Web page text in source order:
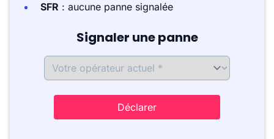
SFR : aucune panne signalée
Signaler une panne
Déclarer